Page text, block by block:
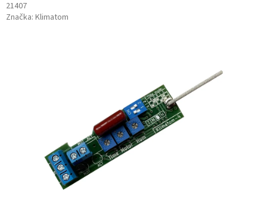
21407
Značka: Klimatom